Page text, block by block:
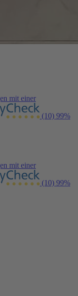
mit einer
(10) 99%
mit einer
(10) 99%